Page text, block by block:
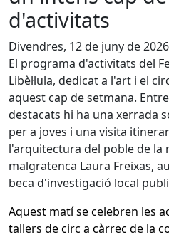
d'activitats
Divendres, 12 de juny de 2026
El programa d'activitats del
Libèl·lula, dedicat a l'art i el
aquest cap de setmana.
destacats hi ha una xerrada
per a joves i una visita
l'arquitectura del poble de la
malgratenca Laura Freixas,
beca d'investigació local
Aquest matí se celebren les
tallers de circ a càrrec de la